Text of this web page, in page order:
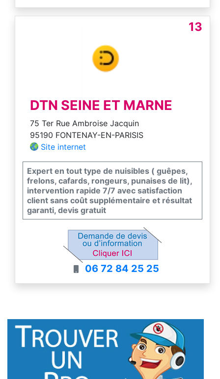
guêpes, mouches, mite, Insectes rampants :
Déplacements rapides dans les 24H
Diagnostics et devis gratuits sur place
Faites confiance à AB-SERVICES pour une
13
DTN SEINE ET MARNE
75 Ter Rue Ambroise Jacquin
95190 FONTENAY-EN-PARISIS
Site internet
Expert en tout type de nuisibles ( guêpes,
frelons, cafards, rongeurs, punaises de lit),
intervention rapide 7/7 avec satisfaction
client sans coût supplémentaire et résultat
garanti, devis gratuit
06 72 84 25 25